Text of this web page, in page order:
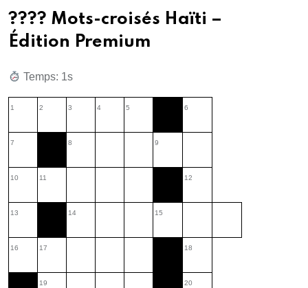
???? Mots-croisés Haïti –
Édition Premium
Temps: 1s
1 2 3 4 5 6
7 8 9
10 11 12
13 14 15
16 17 18
19 20